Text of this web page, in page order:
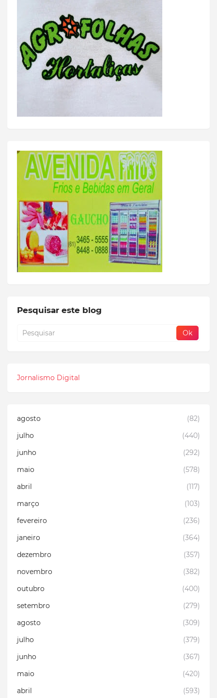
Pesquisar este blog
Jornalismo Digital
agosto
(82)
julho
(440)
junho
(292)
maio
(578)
abril
(117)
março
(103)
fevereiro
(236)
janeiro
(364)
dezembro
(357)
novembro
(382)
outubro
(400)
setembro
(279)
agosto
(309)
julho
(379)
junho
(367)
maio
(420)
abril
(593)